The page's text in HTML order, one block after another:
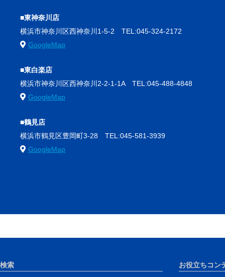
■東神奈川店
横浜市神奈川区西神奈川1-5-2 TEL:045-324-2172
GoogleMap
■東白楽店
横浜市神奈川区西神奈川2-2-1-1A TEL:045-488-4848
GoogleMap
■鶴見店
横浜市鶴見区豊岡町3-28 TEL:045-581-3939
GoogleMap
検索 お役立ちコン